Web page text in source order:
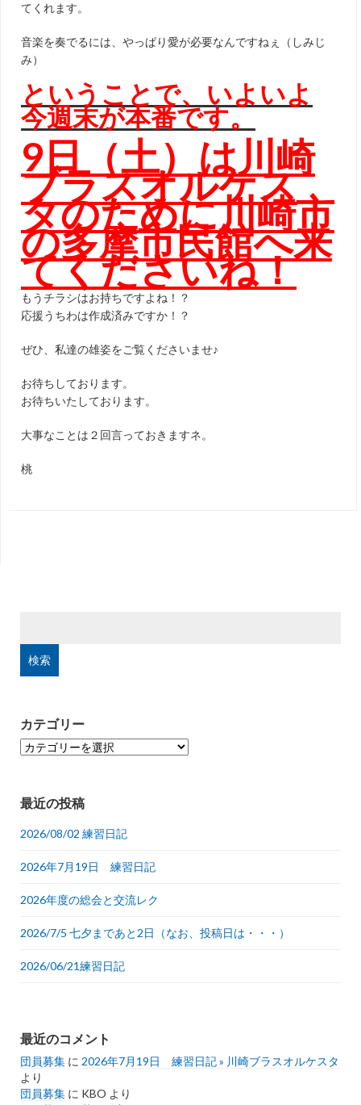
てくれます。
音楽を奏でるには、やっぱり愛が必要なんですねぇ（しみじ
み）
ということで、いよいよ
今週末が本番です。
9日（土）は川崎
ブラスオルケス
タのために川崎市
の多摩市民館へ来
てくださいね！
もうチラシはお持ちですよね！？
応援うちわは作成済みですか！？
ぜひ、私達の雄姿をご覧くださいませ♪
お待ちしております。
お待ちいたしております。
大事なことは２回言っておきますネ。
桃
カテゴリー
カ
リ
ー
最近の投稿
2026/08/02 練習日記
2026年7月19日 練習日記
2026年度の総会と交流レク
2026/7/5 七夕まであと2日（なお、投稿日は・・・）
2026/06/21練習日記
最近のコメント
団員募集 に 2026年7月19日 練習日記 » 川崎ブラスオルケスタ
より
団員募集 に KBO より